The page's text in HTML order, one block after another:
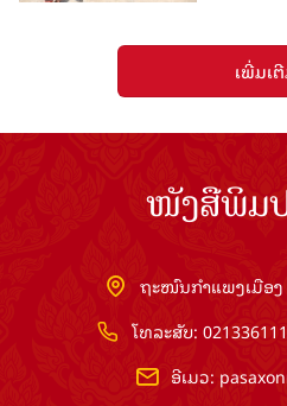
ເພີ່ມເ
ໜັງສືພິມ
ຖະໜົນກຳແພງເມືອ
ໂທລະສັບ:
ອີເມວ: